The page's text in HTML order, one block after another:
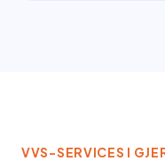
VVS-SERVICES I